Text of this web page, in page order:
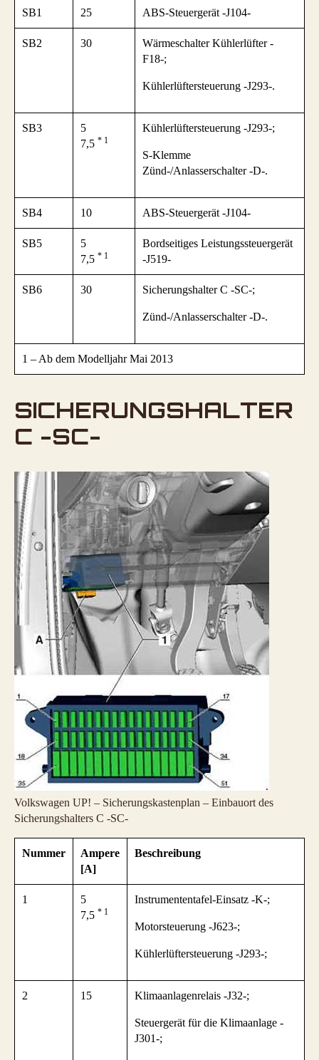
SB1 25 ABS-Steuergerät -J104-
SB2 30
Wärmeschalter Kühlerlüfter -
F18-;
Kühlerlüftersteuerung -J293-.
SB3
5
7,5 * 1
Kühlerlüftersteuerung -J293-;
S-Klemme
Zünd-/Anlasserschalter -D-.
SB4 10 ABS-Steuergerät -J104-
SB5
5
7,5 * 1
Bordseitiges Leistungssteuergerät
-J519-
SB6 30 Sicherungshalter C -SC-;
Zünd-/Anlasserschalter -D-.
1 – Ab dem Modelljahr Mai 2013
SICHERUNGSHALTER
C -SC-
Volkswagen UP! – Sicherungskastenplan – Einbauort des
Sicherungshalters C -SC-
Nummer
Ampere
[A]
Beschreibung
1
5
7,5 * 1
Instrumententafel-Einsatz -K-;
Motorsteuerung -J623-;
Kühlerlüftersteuerung -J293-;
2 15 Klimaanlagenrelais -J32-;
Steuergerät für die Klimaanlage -
J301-;